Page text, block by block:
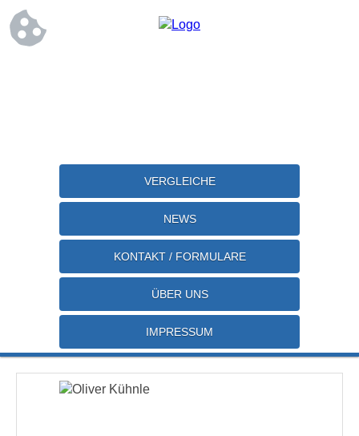
VERGLEICHE
NEWS
KONTAKT / FORMULARE
ÜBER UNS
IMPRESSUM